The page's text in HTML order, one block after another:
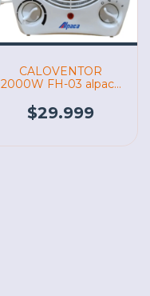
CALOVENTOR
2000W FH-03 alpaca
$29.999